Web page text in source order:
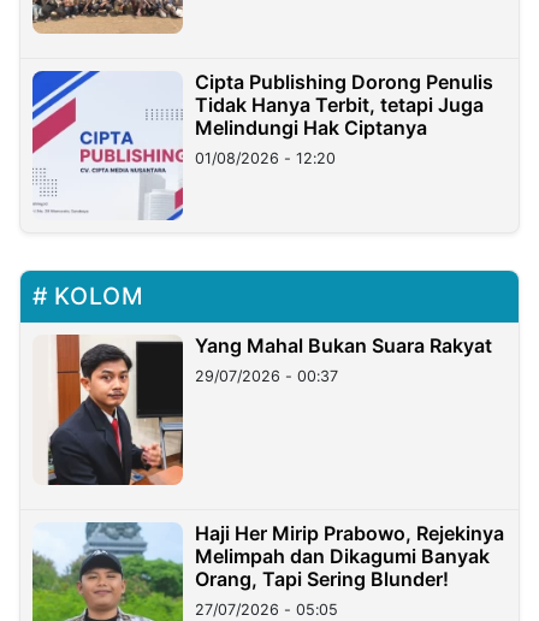
Cipta Publishing Dorong Penulis
Tidak Hanya Terbit, tetapi Juga
Melindungi Hak Ciptanya
01/08/2026 - 12:20
KOLOM
Yang Mahal Bukan Suara Rakyat
29/07/2026 - 00:37
Haji Her Mirip Prabowo, Rejekinya
Melimpah dan Dikagumi Banyak
Orang, Tapi Sering Blunder!
27/07/2026 - 05:05